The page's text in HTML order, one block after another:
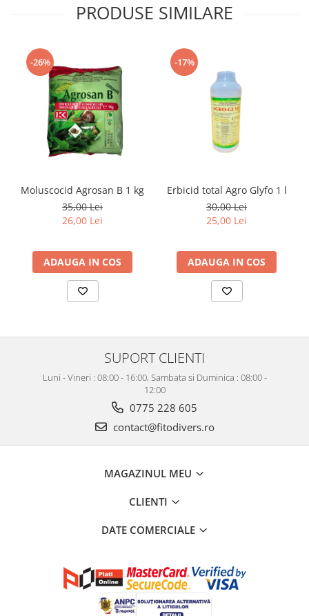
PRODUSE SIMILARE
-26%
Moluscocid Agrosan B 1 kg
35,00 Lei
26,00 Lei
ADAUGA IN COS
-17%
Erbicid total Agro Glyfo 1 l
30,00 Lei
25,00 Lei
ADAUGA IN COS
SUPORT CLIENTI
Luni - Vineri : 08:00 - 16:00, Sambata si Duminica : 08:00 -
12:00
0775 228 605
contact@fitodivers.ro
MAGAZINUL MEU
CLIENTI
DATE COMERCIALE